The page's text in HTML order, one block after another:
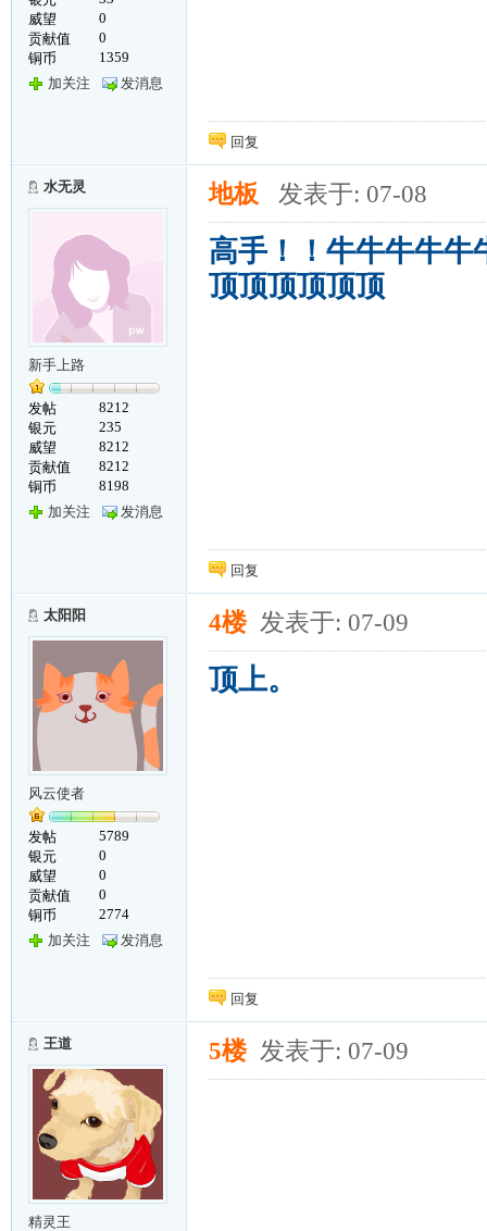
威望
0
贡献值
0
铜币
1359
加关注
发消息
回复
水无灵
新手上路
发帖
8212
银元
235
威望
8212
贡献值
8212
铜币
8198
加关注
发消息
地板 发表于: 07-08
高手！！牛牛牛牛牛
顶顶顶顶顶顶
回复
太阳阳
风云使者
发帖
5789
银元
0
威望
0
贡献值
0
铜币
2774
加关注
发消息
4楼 发表于: 07-09
顶上。
回复
王道
精灵王
5楼 发表于: 07-09